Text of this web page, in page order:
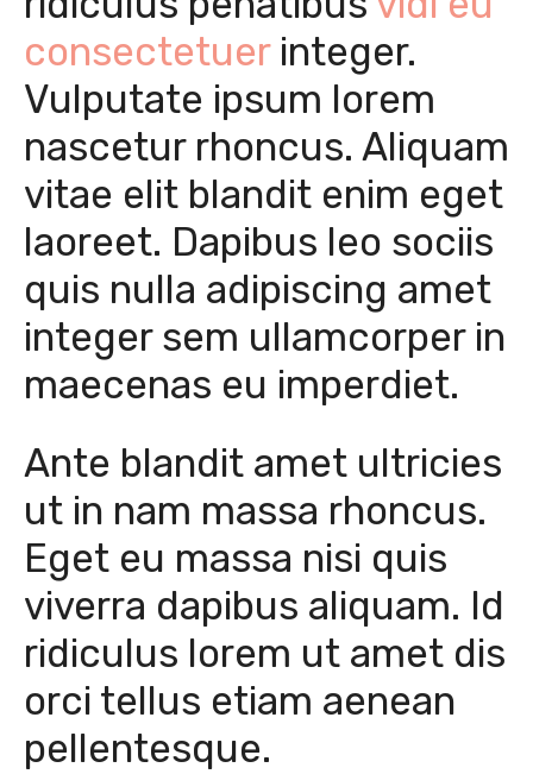
consectetuerinteger.
Vulputate ipsum lorem
nascetur rhoncus. Aliquam
vitae elit blandit enim eget
laoreet. Dapibus leo sociis
quis nulla adipiscing amet
integer sem ullamcorper in
maecenas eu imperdiet.
Ante blandit amet ultricies
ut in nam massa rhoncus.
Eget eu massa nisi quis
viverra dapibus aliquam. Id
ridiculus lorem ut amet dis
orci tellus etiam aenean
pellentesque.